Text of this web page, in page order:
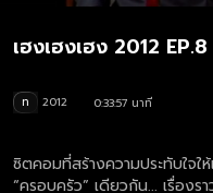
เฮงเฮงเฮง 2012 EP.8
ท 2012
0:33:57 นาที
ซิตคอมที่สร้างความประทับใจใ
“ครอบครัว” เดียวกัน... เรื่อง